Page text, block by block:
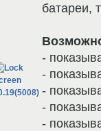
батареи,
-
-
-
-
-